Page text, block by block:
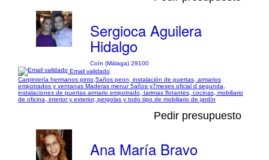
Sergioca Aguilera
Hidalgo
Coín (Málaga) 29100
Email validado
Carpintería hermanos pinto,5años peon, instalación de puertas, armarios
empotrados y ventanas Maderas menur 5años y7meses oficial d segunda,
instalaciones de puertas armario empotrado, tarimas flotantes, cocinas, mobiliario
de oficina, interior y exterior, pergolas y todo tipo de mobiliario de jardín
Pedir presupuesto
Ana María Bravo